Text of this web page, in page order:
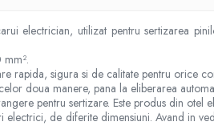
electrician, utilizat pentru sertizarea
mm².
rapida, sigura si de calitate pentru orice
doua manere, pana la eliberarea
pentru sertizare. Este produs din otel
de diferite dimensiuni. Avand in